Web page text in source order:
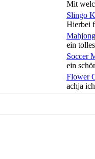
Mit
Slingo
Hierbei
ein
Soccer
ein
Flower
achja